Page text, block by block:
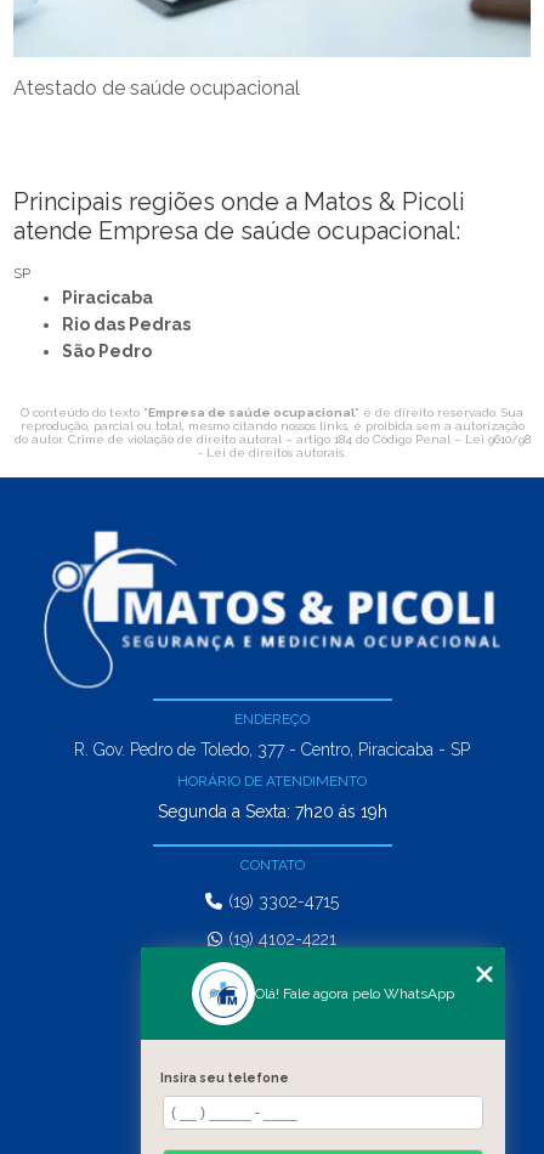
Atestado de saúde ocupacional
Principais regiões onde a Matos & Picoli
atende Empresa de saúde ocupacional:
SP
Piracicaba
Rio das Pedras
São Pedro
O conteúdo do texto " Empresa de saúde ocupacional" é de direito reservado. Sua
reprodução, parcial ou total, mesmo citando nossos links, é proibida sem a autorização
do autor. Crime de violação de direito autoral – artigo 184 do Código Penal – Lei 9610/98
- Lei de direitos autorais.
ENDEREÇO
R. Gov. Pedro de Toledo, 377 - Centro, Piracicaba - SP
HORÁRIO DE ATENDIMENTO
Segunda a Sexta: 7h20 ás 19h
CONTATO
(19) 3302-4715
(19) 4102-4221
comercial@matosepicoli.com.br
HOME
QUEM SOMOS
Olá! Fale agora pelo WhatsApp
Insira seu telefone